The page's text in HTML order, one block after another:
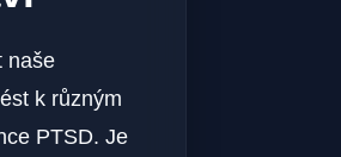
naše
k různým
PTSD. Je